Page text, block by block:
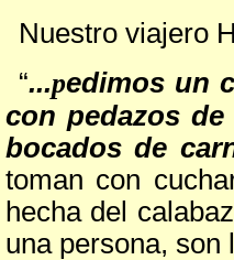
Nuestro viajero
“...pedimos un
con pedazos
bocados de
toman con
hecha del
una persona, son